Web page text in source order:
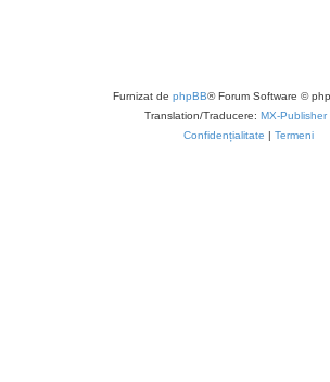
Furnizat de phpBB® Forum Software ©
Translation/Traducere: MX-Publisher
Confidențialitate | Termeni